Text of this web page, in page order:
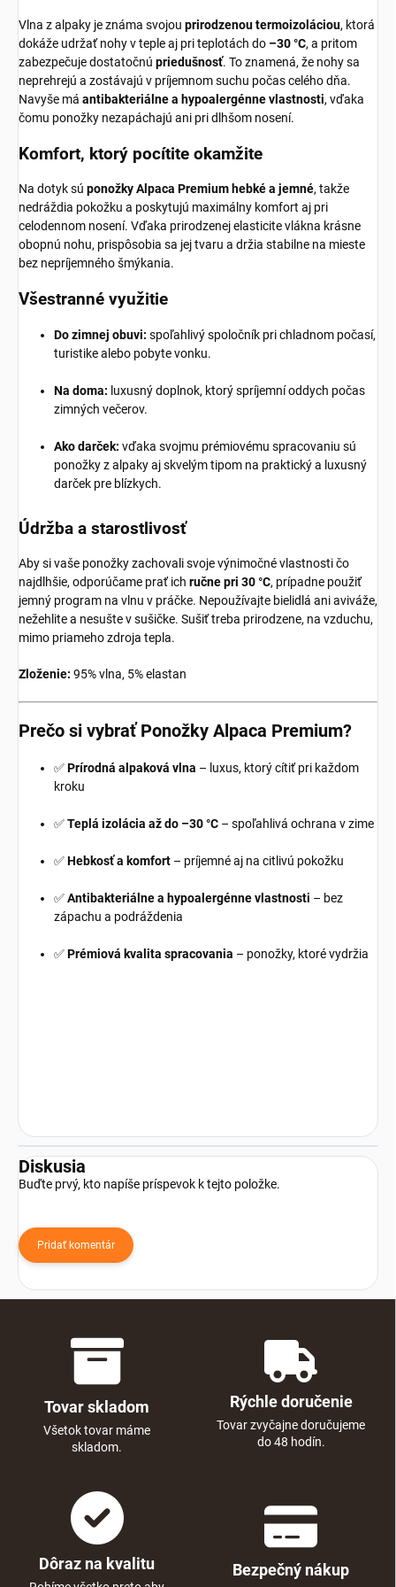
Vlna z alpaky je známa svojou prirodzenou termoizoláciou, ktorá
dokáže udržať nohy v teple aj pri teplotách do –30 °C, a pritom
zabezpečuje dostatočnú priedušnosť. To znamená, že nohy sa
neprehrejú a zostávajú v príjemnom suchu počas celého dňa.
Navyše má antibakteriálne a hypoalergénne vlastnosti, vďaka
čomu ponožky nezapáchajú ani pri dlhšom nosení.
Komfort, ktorý pocítite okamžite
Na dotyk sú ponožky Alpaca Premium hebké a jemné, takže
nedráždia pokožku a poskytujú maximálny komfort aj pri
celodennom nosení. Vďaka prirodzenej elasticite vlákna krásne
obopnú nohu, prispôsobia sa jej tvaru a držia stabilne na mieste
bez nepríjemného šmýkania.
Všestranné využitie
Do zimnej obuvi: spoľahlivý spoločník pri chladnom počasí,
turistike alebo pobyte vonku.
Na doma: luxusný doplnok, ktorý spríjemní oddych počas
zimných večerov.
Ako darček: vďaka svojmu prémiovému spracovaniu sú
ponožky z alpaky aj skvelým tipom na praktický a luxusný
darček pre blízkych.
Údržba a starostlivosť
Aby si vaše ponožky zachovali svoje výnimočné vlastnosti čo
najdlhšie, odporúčame prať ich ručne pri 30 °C, prípadne použiť
jemný program na vlnu v práčke. Nepoužívajte bielidlá ani aviváže,
nežehlite a nesušte v sušičke. Sušiť treba prirodzene, na vzduchu,
mimo priameho zdroja tepla.
Zloženie: 95% vlna, 5% elastan
Prečo si vybrať Ponožky Alpaca Premium?
✅Prírodná alpaková vlna – luxus, ktorý cítiť pri každom
kroku
✅Teplá izolácia až do –30 °C – spoľahlivá ochrana v zime
✅Hebkosť a komfort – príjemné aj na citlivú pokožku
✅Antibakteriálne a hypoalergénne vlastnosti – bez
zápachu a podráždenia
✅Prémiová kvalita spracovania – ponožky, ktoré vydržia
Diskusia
Buďte prvý, kto napíše príspevok k tejto položke.
Pridať komentár
Tovar skladom
Všetok tovar máme
skladom.
Rýchle doručenie
Tovar zvyčajne doručujeme
do 48 hodín.
Dôraz na kvalitu Bezpečný nákup